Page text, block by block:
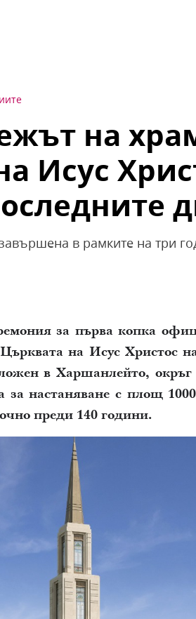
на
Исус
в рамките на три
за първа копка
на Исус Христос
в Харшанлейто,
настаняване с площ
преди 140 години.